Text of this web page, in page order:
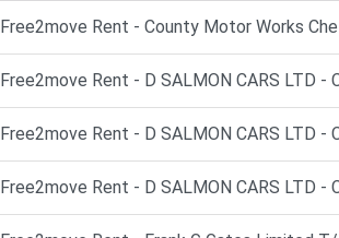
Free2move Rent - County Motor Works
Free2move Rent - D SALMON CARS LTD -
Free2move Rent - D SALMON CARS LTD -
Free2move Rent - D SALMON CARS LTD -